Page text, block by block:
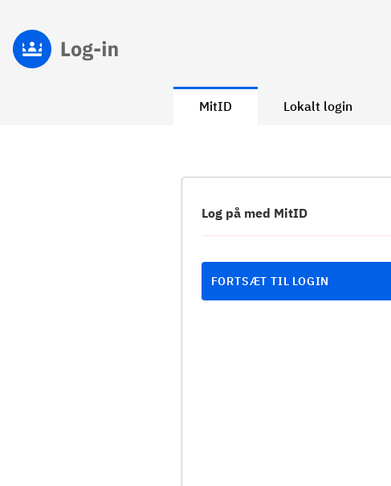
MitID Lokalt login
Log på med MitID
FORTSÆT TIL LOGIN